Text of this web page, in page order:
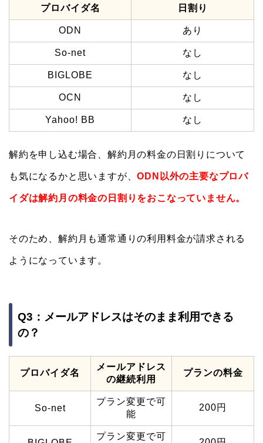
プロバイダ名 日割り
ODN あり
So-net なし
BIGLOBE なし
OCN なし
Yahoo! BB なし
解約を申し込む場合、解約月の料金の日割りについて
も気になるかと思いますが、ODN以外の主要なプロバ
イダは解約月の料金の日割りをおこなっていません。
そのため、解約月も通常通りの利用料金が請求される
ようになっています。
Q3：メールアドレスはそのまま利用できる
の？
プロバイダ名
メールアドレス
の継続利用
プランの料金
So-net
プラン変更で可
能
200円
プラン変更で可